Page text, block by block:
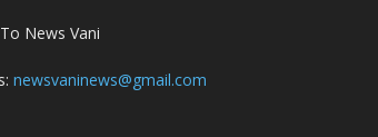
News Vani
newsvaninews@gmail.com